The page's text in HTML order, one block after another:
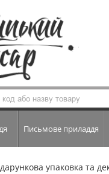
Письмове приладдя
упаковка та